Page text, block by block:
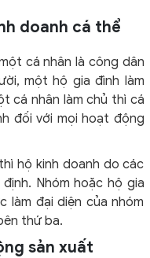
doanh cá thể
cá nhân là công dân
một hộ gia đình làm
cá nhân làm chủ thì cá
đối với mọi hoạt động
hộ kinh doanh do các
Nhóm hoặc hộ gia
làm đại diện của nhóm
thứ ba.
sản xuất